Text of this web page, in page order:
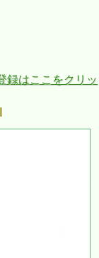
はここをクリッ